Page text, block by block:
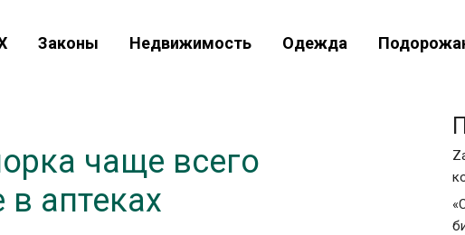
Законы Недвижимость Одежда
чаще всего
аптеках